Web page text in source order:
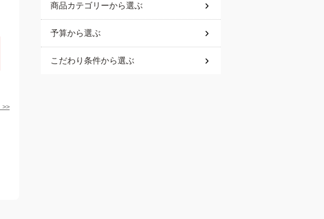
>>
商品カテゴリーから選ぶ
予算から選ぶ
こだわり条件から選ぶ